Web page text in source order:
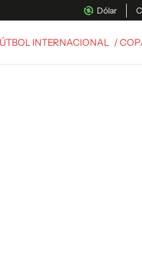
Dólar
INTERNACIONAL /